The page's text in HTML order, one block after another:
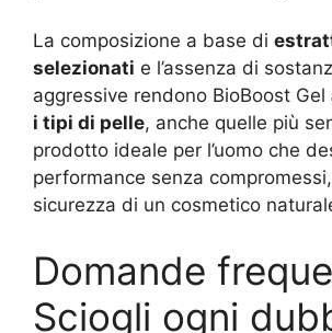
La composizione a base di
selezionati e l’assenza di
aggressive rendono BioBoost Gel
i tipi di pelle, anche quelle più
prodotto ideale per l’uomo che
performance senza
sicurezza di un cosmetico
Domande
Sciogli ogni